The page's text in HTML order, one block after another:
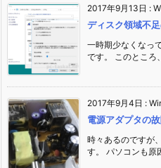
2017年9月13日 :
ディスク領域不
一時期少なくなっ
です。 このところ
2017年9月4日 :
電源アダプタの
時々あるのですが
す。 パソコンも原